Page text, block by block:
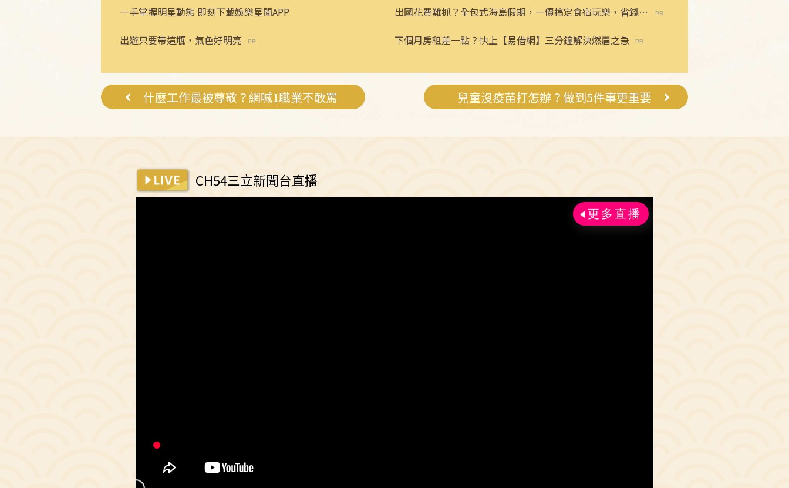
一手掌握明星動態 即刻下載娛樂星聞APP
出國花費難抓？全包式海島假期，一價搞定食宿玩樂，省錢更
出遊只要帶這瓶，氣色好明亮
下個月房租差一點？快上【易借網】三分鐘解決燃眉之急
什麼工作最被尊敬？網喊1職業不敢罵 兒童沒疫苗打怎辦？做到5件事更重要
CH54三立新聞台直播